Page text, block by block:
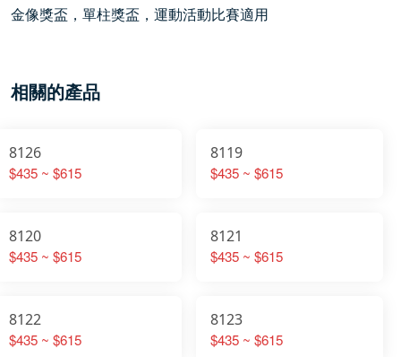
金像獎盃，單柱獎盃，運動活動比賽適用
相關的產品
8126
$435 ~ $615
8119
$435 ~ $615
8120
$435 ~ $615
8121
$435 ~ $615
8122
$435 ~ $615
8123
$435 ~ $615